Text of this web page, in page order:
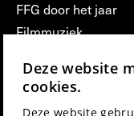
FFG door het jaar
Filmmuziek
Press & Industry
Deze website
cookies.
Deze website